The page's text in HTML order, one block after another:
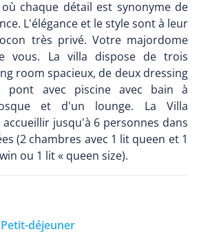
chaque détail est synonyme de
L'élégance et le style sont à leur
très privé. Votre majordome
vous. La villa dispose de trois
room spacieux, de deux dressing
pont avec piscine avec bain à
et d'un lounge. La Villa
jusqu'à 6 personnes dans
(2 chambres avec 1 lit queen et 1
ou 1 lit « queen size).
Petit-déjeuner